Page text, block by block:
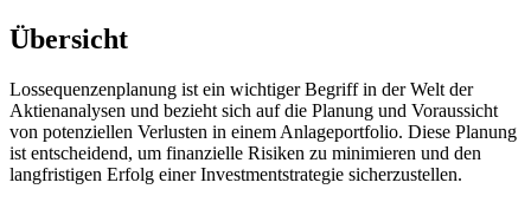
Übersicht
Lossequenzenplanung ist ein wichtiger Begriff in der Welt der
Aktienanalysen und bezieht sich auf die Planung und Voraussicht
von potenziellen Verlusten in einem Anlageportfolio. Diese Planung
ist entscheidend, um finanzielle Risiken zu minimieren und den
langfristigen Erfolg einer Investmentstrategie sicherzustellen.